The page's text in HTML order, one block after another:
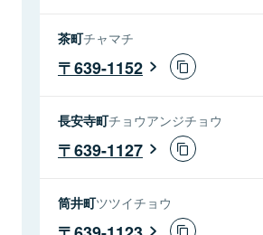
茶町チャマチ
639-1152
長安寺町チョウアンジチョウ
639-1127
筒井町ツツイチョウ